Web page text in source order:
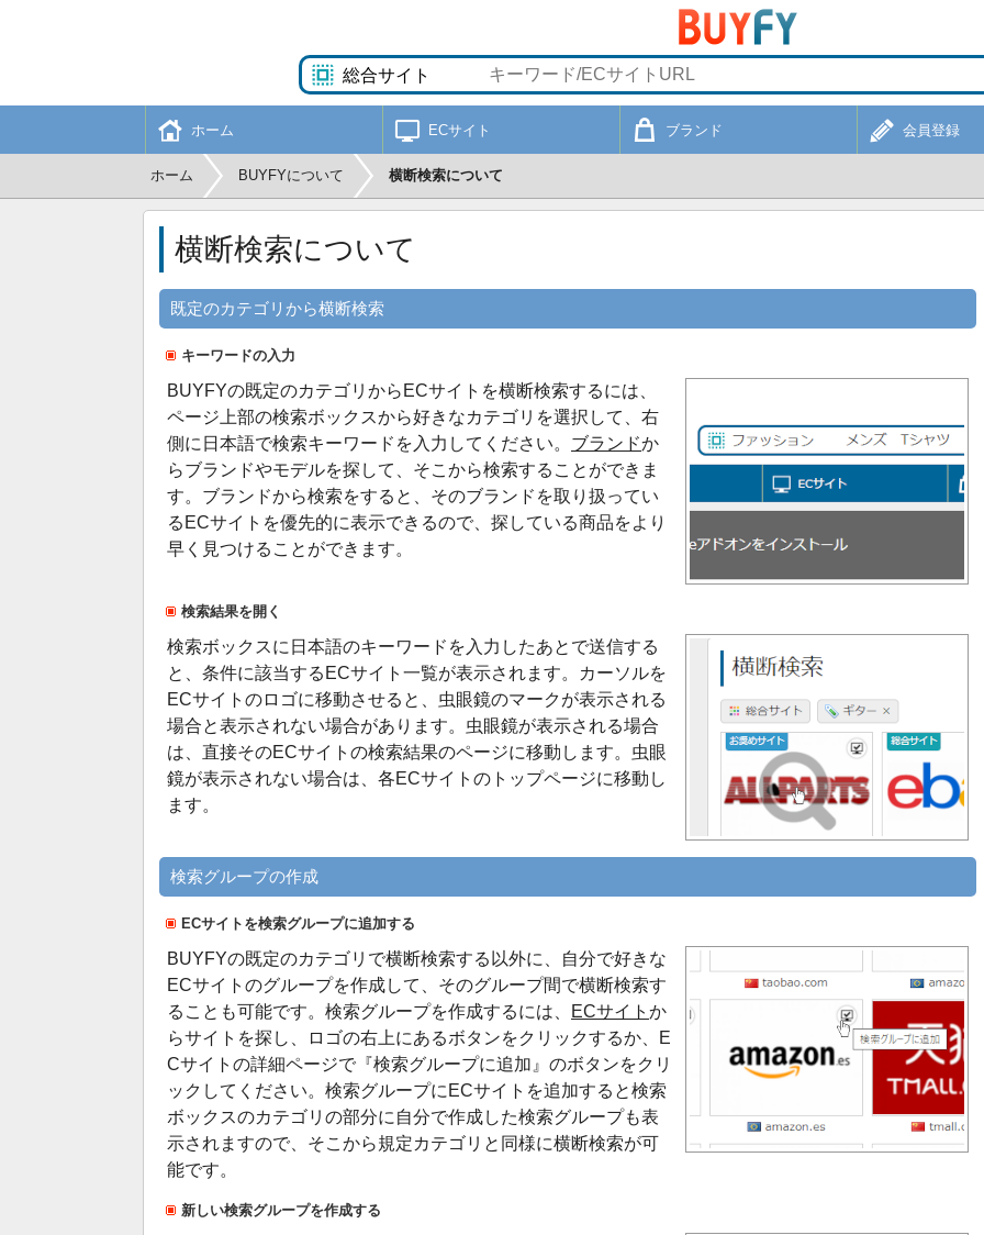
ホーム ECサイト ブランド 会員登録
ホーム BUYFYについて 横断検索について
横断検索について
既定のカテゴリから横断検索
キーワードの入力
BUYFYの既定のカテゴリからECサイトを横断検索するには、
ページ上部の検索ボックスから好きなカテゴリを選択して、右
側に日本語で検索キーワードを入力してください。 ブランドか
らブランドやモデルを探して、そこから検索することができま
す。ブランドから検索をすると、そのブランドを取り扱ってい
るECサイトを優先的に表示できるので、探している商品をより
早く見つけることができます。
検索結果を開く
検索ボックスに日本語のキーワードを入力したあとで送信する
と、条件に該当するECサイト一覧が表示されます。カーソルを
ECサイトのロゴに移動させると、虫眼鏡のマークが表示される
場合と表示されない場合があります。虫眼鏡が表示される場合
は、直接そのECサイトの検索結果のページに移動します。虫眼
鏡が表示されない場合は、各ECサイトのトップページに移動し
ます。
検索グループの作成
ECサイトを検索グループに追加する
BUYFYの既定のカテゴリで横断検索する以外に、自分で好きな
ECサイトのグループを作成して、そのグループ間で横断検索す
ることも可能です。検索グループを作成するには、
ECサイト か
らサイトを探し、ロゴの右上にあるボタンをクリックするか、E
Cサイトの詳細ページで『検索グループに追加』のボタンをクリ
ックしてください。検索グループにECサイトを追加すると検索
ボックスのカテゴリの部分に自分で作成した検索グループも表
示されますので、そこから規定カテゴリと同様に横断検索が可
能です。
新しい検索グループを作成する